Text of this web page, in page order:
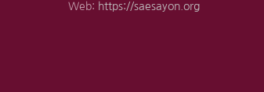
Web: https://saesayon.org